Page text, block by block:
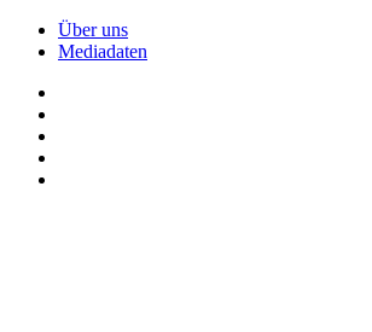
Über uns
Mediadaten